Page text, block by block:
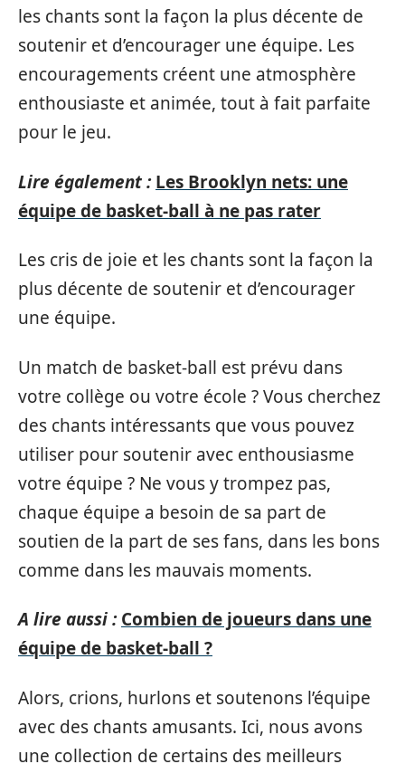
les chants sont la façon la plus décente de
soutenir et d’encourager une équipe. Les
encouragements créent une atmosphère
enthousiaste et animée, tout à fait parfaite
pour le jeu.
Lire également : Les Brooklyn nets: une
équipe de basket-ball à ne pas rater
Les cris de joie et les chants sont la façon la
plus décente de soutenir et d’encourager
une équipe.
Un match de basket-ball est prévu dans
votre collège ou votre école ? Vous cherchez
des chants intéressants que vous pouvez
utiliser pour soutenir avec enthousiasme
votre équipe ? Ne vous y trompez pas,
chaque équipe a besoin de sa part de
soutien de la part de ses fans, dans les bons
comme dans les mauvais moments.
A lire aussi : Combien de joueurs dans une
équipe de basket-ball ?
Alors, crions, hurlons et soutenons l’équipe
avec des chants amusants. Ici, nous avons
une collection de certains des meilleurs